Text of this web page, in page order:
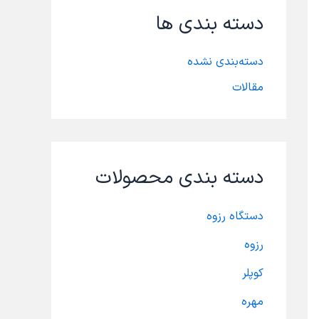
ادسته بندی ها
دسته‌بندی نشده
مقالات
دسته بندی محصولات
دستگاه رزوه
رزوه
کوپلر
مهره